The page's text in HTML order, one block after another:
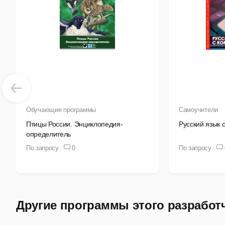
Обучающие программы
Птицы России. Энциклопедия-
определитель
По запросу 0
Самоучители
Русский язык
По запросу
Другие программы этого